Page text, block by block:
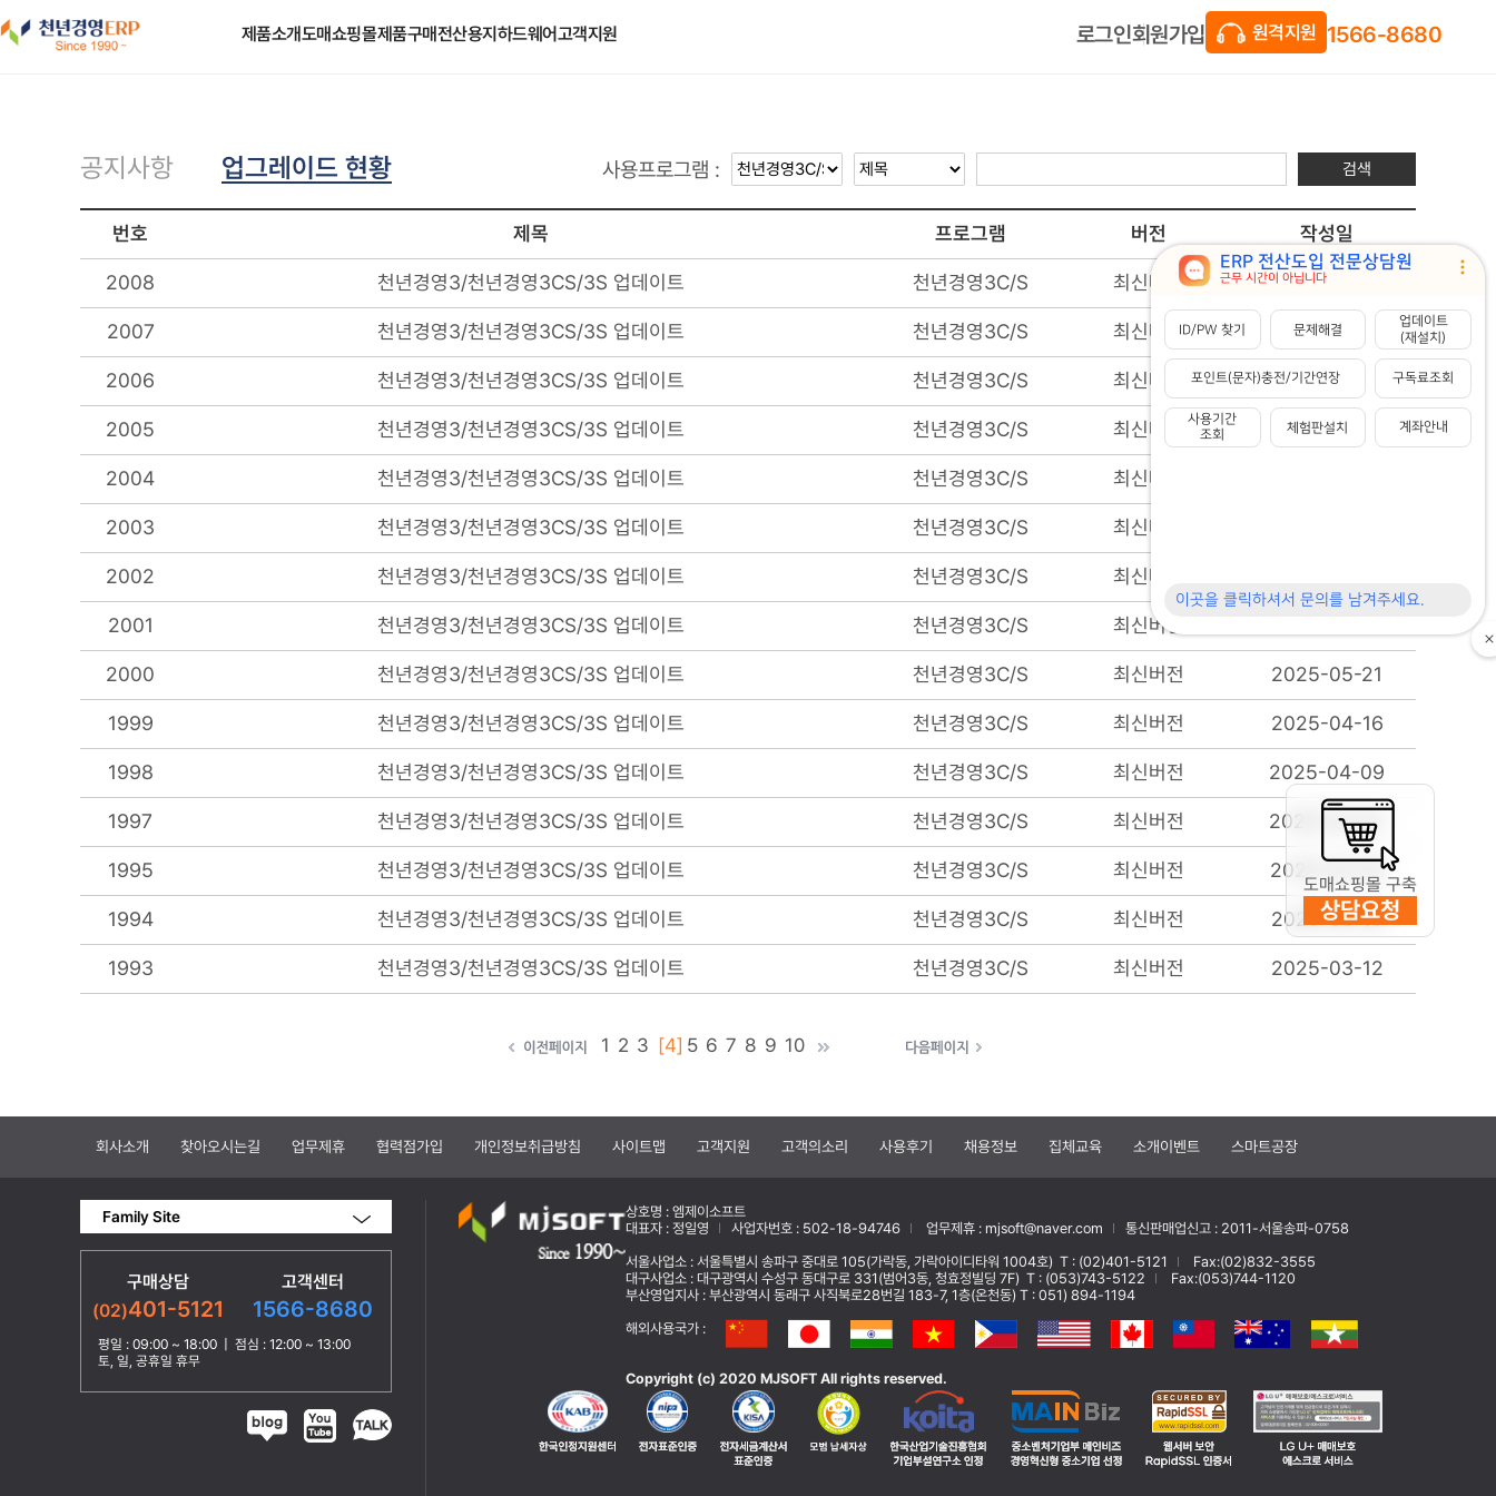
제품소개도매쇼핑몰제품구매전산용지하드웨어고객지원 로그인회원가입 원격지원 1566-8680
공지사항 업그레이드 현황 사용프로그램 : 검색
번호 제목 프로그램 버전 작성일
2008 천년경영3/천년경영3CS/3S 업데이트 천년경영3C/S 최신버전 2025-09-10
2007 천년경영3/천년경영3CS/3S 업데이트 천년경영3C/S 최신버전 2025-08-27
2006 천년경영3/천년경영3CS/3S 업데이트 천년경영3C/S 최신버전 2025-08-13
2005 천년경영3/천년경영3CS/3S 업데이트 천년경영3C/S 최신버전 2025-08-06
2004 천년경영3/천년경영3CS/3S 업데이트 천년경영3C/S 최신버전
2003 천년경영3/천년경영3CS/3S 업데이트 천년경영3C/S 최신버전
2002 천년경영3/천년경영3CS/3S 업데이트 천년경영3C/S 최신버전
2001 천년경영3/천년경영3CS/3S 업데이트 천년경영3C/S 최신버전
2000 천년경영3/천년경영3CS/3S 업데이트 천년경영3C/S 최신버전 2025-05-21
1999 천년경영3/천년경영3CS/3S 업데이트 천년경영3C/S 최신버전 2025-04-16
1998 천년경영3/천년경영3CS/3S 업데이트 천년경영3C/S 최신버전 2025-04-09
1997 천년경영3/천년경영3CS/3S 업데이트 천년경영3C/S 최신버전 2025-04-02
1995 천년경영3/천년경영3CS/3S 업데이트 천년경영3C/S 최신버전 2025-03-26
1994 천년경영3/천년경영3CS/3S 업데이트 천년경영3C/S 최신버전 2025-03-19
1993 천년경영3/천년경영3CS/3S 업데이트 천년경영3C/S 최신버전 2025-03-12
1 2 3 [4] 5 6 7 8 9 10
회사소개 찾아오시는길 업무제휴 협력점가입 개인정보취급방침 사이트맵 고객지원 고객의소리 사용후기 채용정보 집체교육 소개이벤트 스마트공장
상호명 : 엠제이소프트
대표자 : 정일영 사업자번호 : 502-18-94746 업무제휴 : mjsoft@naver.com 통신판매업신고 : 2011-서울송파-0758
서울사업소 : 서울특별시 송파구 중대로 105(가락동, 가락아이디타워 1004호)T : (02)401-5121 Fax:(02)832-3555
대구사업소 : 대구광역시 수성구 동대구로 331(범어3동, 청효정빌딩 7F)T : (053)743-5122 Fax:(053)744-1120
부산영업지사 : 부산광역시 동래구 사직북로28번길 183-7, 1층(온천동) T : 051) 894-1194
해외사용국가 :
Copyright (c) 2020 MJSOFT All rights reserved.
Family Site
구매상담
(02)401-5121
고객센터
1566-8680
평일 : 09:00 ~ 18:00 | 점심 : 12:00 ~ 13:00
토, 일, 공휴일 휴무
도매쇼핑몰 구축
상담요청